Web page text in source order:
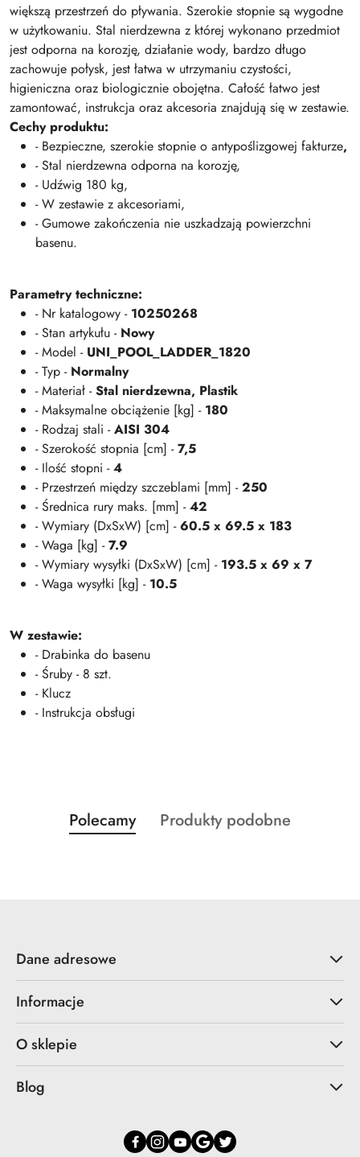
większą przestrzeń do pływania. Szerokie stopnie są wygodne
w użytkowaniu. Stal nierdzewna z której wykonano przedmiot
jest odporna na korozję, działanie wody, bardzo długo
zachowuje połysk, jest łatwa w utrzymaniu czystości,
higieniczna oraz biologicznie obojętna. Całość łatwo jest
zamontować, instrukcja oraz akcesoria znajdują się w zestawie.
Cechy produktu:
- Bezpieczne, szerokie stopnie o antypoślizgowej fakturze,
- Stal nierdzewna odporna na korozję,
- Udźwig 180 kg,
- W zestawie z akcesoriami,
- Gumowe zakończenia nie uszkadzają powierzchni
basenu.
Parametry techniczne:
- Nr katalogowy - 10250268
- Stan artykułu - Nowy
- Model - UNI_POOL_LADDER_1820
- Typ - Normalny
- Materiał -Stal nierdzewna, Plastik
- Maksymalne obciążenie [kg] - 180
- Rodzaj stali -AISI 304
- Szerokość stopnia [cm] -7,5
- Ilość stopni -4
- Przestrzeń między szczeblami [mm] -250
- Średnica rury maks. [mm] -42
- Wymiary (DxSxW) [cm] -60.5 x 69.5 x 183
- Waga [kg] -7.9
- Wymiary wysyłki (DxSxW) [cm] - 193.5 x 69 x 7
- Waga wysyłki [kg] - 10.5
W zestawie:
- Drabinka do basenu
- Śruby - 8 szt.
- Klucz
- Instrukcja obsługi
Pomiń karuzelę produktów
Produkty
o
Polecamy
Produkty
Produkty podobne
Dane adresowe
Informacje
O sklepie
Blog